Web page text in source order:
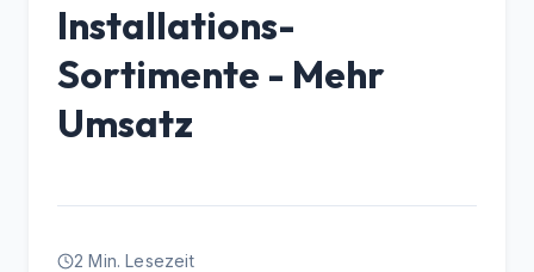
Installations-
Sortimente - Mehr
Umsatz
2 Min. Lesezeit